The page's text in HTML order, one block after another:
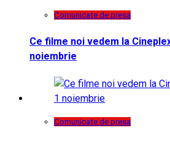
Comunicate de presa
Ce filme noi vedem la
noiembrie
Comunicate de presa